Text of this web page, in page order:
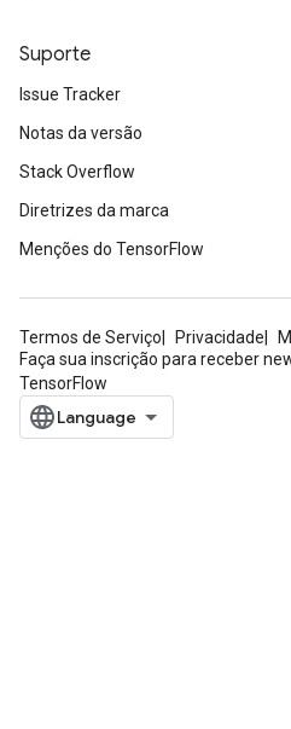
Suporte
Issue Tracker
Notas da versão
Stack Overflow
Diretrizes da marca
Menções do TensorFlow
Termos de Serviço Privacidade
Faça sua inscrição para receber
TensorFlow